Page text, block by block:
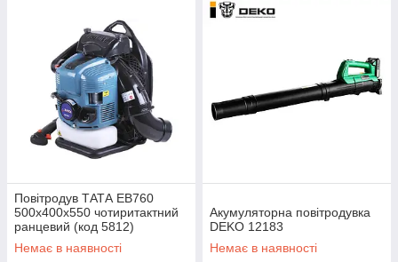
Повітродув ТАТА EB760
500x400x550 чотиритактний
ранцевий (код 5812)
Немає в наявності
Акумуляторна повітродувка
DEKO 12183
Немає в наявності